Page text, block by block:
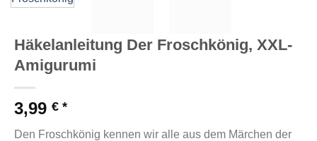
Häkelanleitung Der Froschkönig, XXL-
Amigurumi
3,99 €
Den Froschkönig kennen wir alle aus dem Märchen der